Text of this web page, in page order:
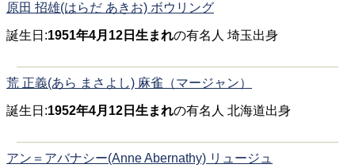
原田 招雄(はらだ あきお) ボウリング
誕生日:1951年4月12日生まれの有名人 埼玉出身
荒 正義(あら まさよし) 麻雀（マージャン）
誕生日:1952年4月12日生まれの有名人 北海道出身
アン＝アバナシー(Anne Abernathy) リュージュ